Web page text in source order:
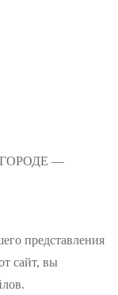
—
представления
сайт, вы